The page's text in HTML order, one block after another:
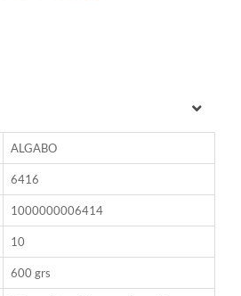
ALGABO
6416
1000000006414
10
600 grs